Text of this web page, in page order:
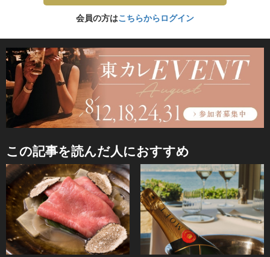
会員の方はこちらからログイン
この記事を読んだ人におすすめ